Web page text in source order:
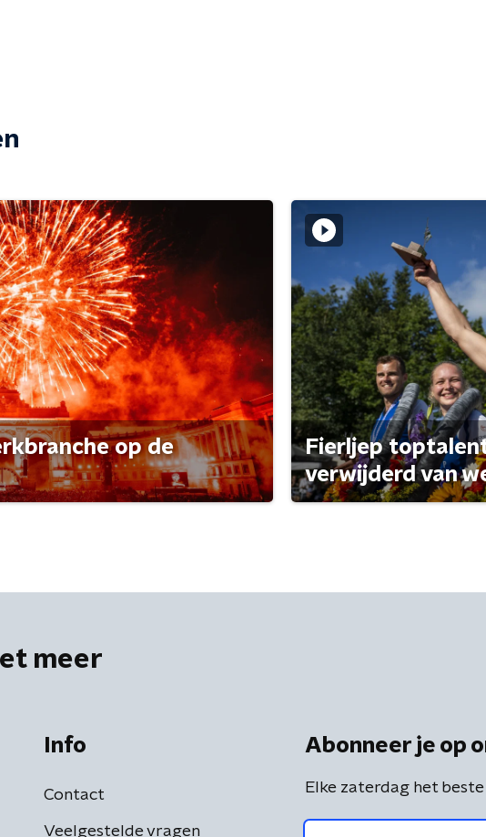
op de
Fierljep
verwijderd van
meer
Info
Contact
Veelgestelde vragen
Abonneer je op
Elke zaterdag het beste